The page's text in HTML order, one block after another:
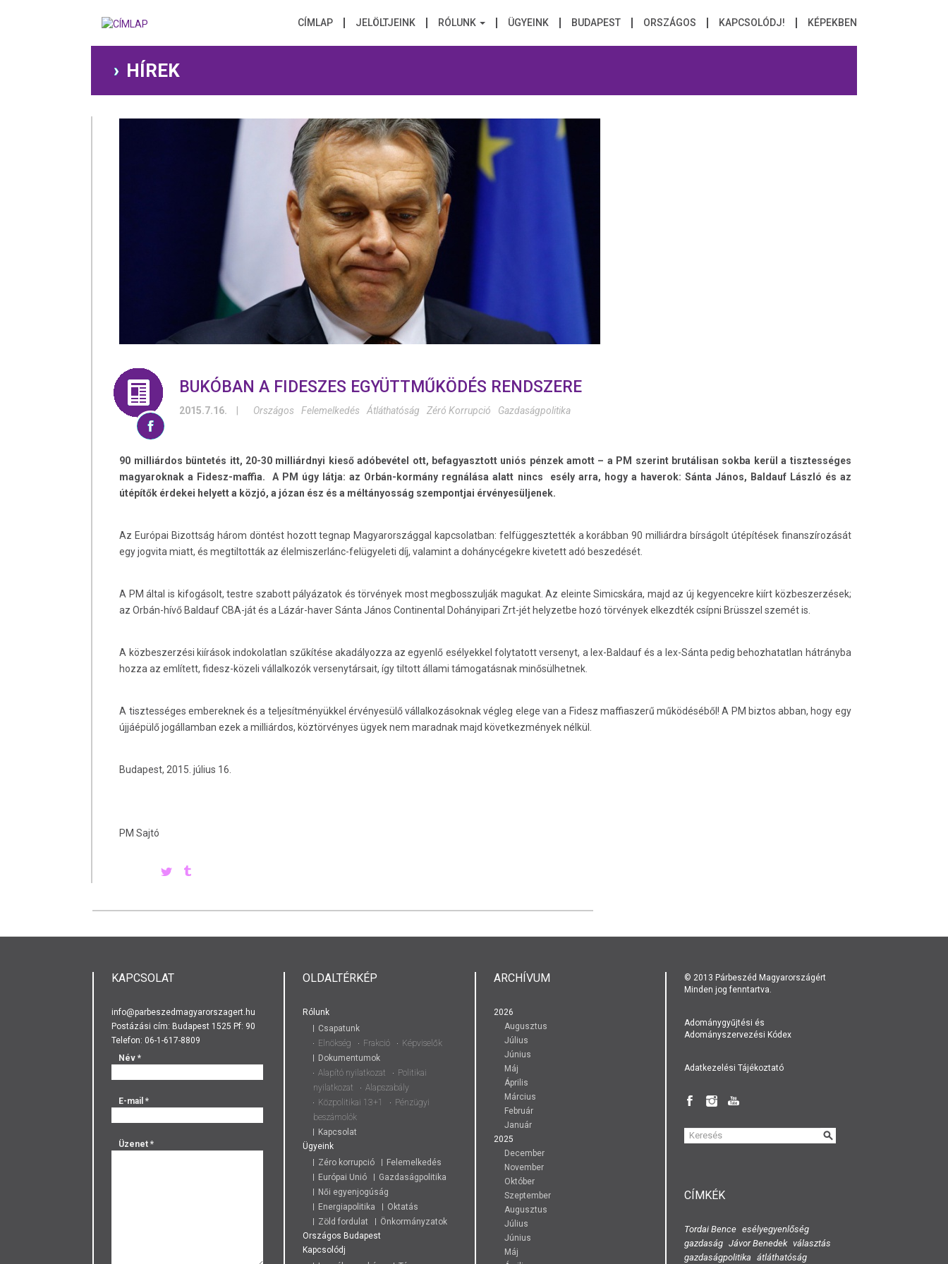
CÍMLAP JELÖLTJEINK RÓLUNK ÜGYEINK BUDAPEST ORSZÁGOS KAPCSOLÓDJ! KÉPEKBEN
HÍREK
BUKÓBAN A FIDESZES EGYÜTTMŰKÖDÉS RENDSZERE
2015.7.16. Országos Felemelkedés Átláthatóság Zéró Korrupció Gazdaságpolitika
90 milliárdos büntetés itt, 20-30 milliárdnyi kieső adóbevétel ott, befagyasztott uniós pénzek amott – a PM szerint brutálisan sokba kerül a tisztességes
magyaroknak a Fidesz-maffia. A PM úgy látja: az Orbán-kormány regnálása alatt nincs esély arra, hogy a haverok: Sánta János, Baldauf László és az
útépítők érdekei helyett a közjó, a józan ész és a méltányosság szempontjai érvényesüljenek.
Az Európai Bizottság három döntést hozott tegnap Magyarországgal kapcsolatban: felfüggesztették a korábban 90 milliárdra bírságolt útépítések finanszírozását
egy jogvita miatt, és megtiltották az élelmiszerlánc-felügyeleti díj, valamint a dohánycégekre kivetett adó beszedését.
A PM által is kifogásolt, testre szabott pályázatok és törvények most megbosszulják magukat. Az eleinte Simicskára, majd az új kegyencekre kiírt közbeszerzések;
az Orbán-hívő Baldauf CBA-ját és a Lázár-haver Sánta János Continental Dohányipari Zrt-jét helyzetbe hozó törvények elkezdték csípni Brüsszel szemét is.
A közbeszerzési kiírások indokolatlan szűkítése akadályozza az egyenlő esélyekkel folytatott versenyt, a lex-Baldauf és a lex-Sánta pedig behozhatatlan hátrányba
hozza az említett, fidesz-közeli vállalkozók versenytársait, így tiltott állami támogatásnak minősülhetnek.
A tisztességes embereknek és a teljesítményükkel érvényesülő vállalkozásoknak végleg elege van a Fidesz maffiaszerű működéséből! A PM biztos abban, hogy egy
újjáépülő jogállamban ezek a milliárdos, köztörvényes ügyek nem maradnak majd következmények nélkül.
Budapest, 2015. július 16.
PM Sajtó
KAPCSOLAT
info@parbeszedmagyarorszagert.hu
Postázási cím: Budapest 1525 Pf: 90
Telefon: 06-1-617-8809
Név *
E-mail *
Üzenet *
OLDALTÉRKÉP
Rólunk
Csapatunk
Elnökség
Frakció
Képviselők
Dokumentumok
Alapító nyilatkozat
Politikai
nyilatkozat
Alapszabály
Közpolitikai 13+1
Pénzügyi
beszámolók
Kapcsolat
Ügyeink
Zéro korrupció
Felemelkedés
Európai Unió
Gazdaságpolitika
Női egyenjogúság
Energiapolitika
Oktatás
Zöld fordulat
Önkormányzatok
Országos Budapest
Kapcsolódj
ARCHÍVUM
2026
Augusztus
Július
Június
Máj
Április
Március
Február
Január
2025
December
November
Október
Szeptember
Augusztus
Július
Június
Máj
© 2013 Párbeszéd Magyarországért
Minden jog fenntartva.
Adománygyűjtési és
Adományszervezési Kódex
Adatkezelési Tájékoztató
KERESÉS
ŰRLAP
CÍMKÉK
Tordai Bence esélyegyenlőség
gazdaság Jávor Benedek választás
gazdaságpolitika átláthatóság